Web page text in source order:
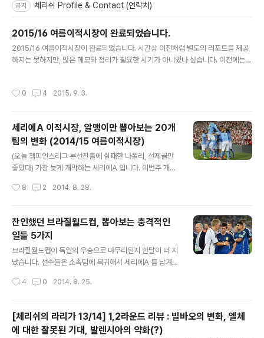
공지 체리쉬 Profile & Contact (연락처)
2015/16 여름이적시장이 완료되었습니다.
2015/16 여름이적시장이 완료되었습니다. 시간상 이전처럼 별도의 리포트를 제공
하지는 못하지만, 많은 메모와 정리가 필요한 시기가 아니었나 싶습니다. 이전에는
정입니다. 연재와 관련하여 팁 슬럼프가 겹치는 바람에 시행하는 타이밍을 잡는 것이
로 게으르고 일이 겹치는 바람에 시간을 준수하지 못한 점 사과드립니다) 중요한 것
은 강제성이고, 조만간 강제성을 가지고 해 보도록 하겠습니다. 환절기 감기 (편도선
염) 등 조심하세요~ 9.16 추가 제가 개인적인 일로 약간 ..
0 4 2015. 9. 3.
세리에A 이적시장, 알맹이만 뽑아보는 20개
팀의 변화 (2014/15 여름이적시장)
(오늘 챔피언스리그 본선진출에 실패한 나폴리, 선제골만
좋았다) 가장 늦게 개막하는 세리에A 입니다. 이번주 개막
고, 묘하게 좋은 선수들을 타리그로 내 준 것 같지만 또 이
것입니다. 과거에 비해 재정적 어려움 등으로 좋은 선수들
을 많이 뺏기고 있지만, 아직까지는 빅리그의 구색을 갖추
고 있다고 봅니다. 전술적인 이변을 가장 많이 낼 수 있는
리그라 생각하기에 전술이 중요하면서도 그 능력이 되지
않으면 절대 그 이변이라는 걸 낼 수 없다는 것도 가르쳐준
를 통해 가벼운 프리뷰를 시작해 봅니다. 많은 시간 검토하
8 2 2014. 8. 28.
잔인했던 브라질월드컵, 뽑아보는 충격적인
일들 5가지
브라질월드컵이 독일의 우승으로 마무리된지 한달이 더 지
났습니다. 선수들은 소속팀에 복귀해서 세리에A 를 남겨두
아니라면 차출자가 많았던 팀들이 초반에 상대적으로 약세
팁스터로서 브라질 월드컵은 잔인한 흑역사였습니다. 예측
대로 경기가 흘러가지 않았고, 개인적인 포인트는 물론 잘
해 보겠다는 의지나 리뷰를 하겠다는 의지도 무너뜨렸습니
4 0 2014. 8. 25.
[체리쉬의 라리가 13/14] 1,2라운드 리뷰 : 빌바오의 변화, 엘체
에 대한 잘못된 기대, 발렌시아의 약화(?)